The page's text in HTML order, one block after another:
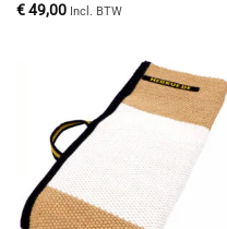
€49,00 Incl. BTW